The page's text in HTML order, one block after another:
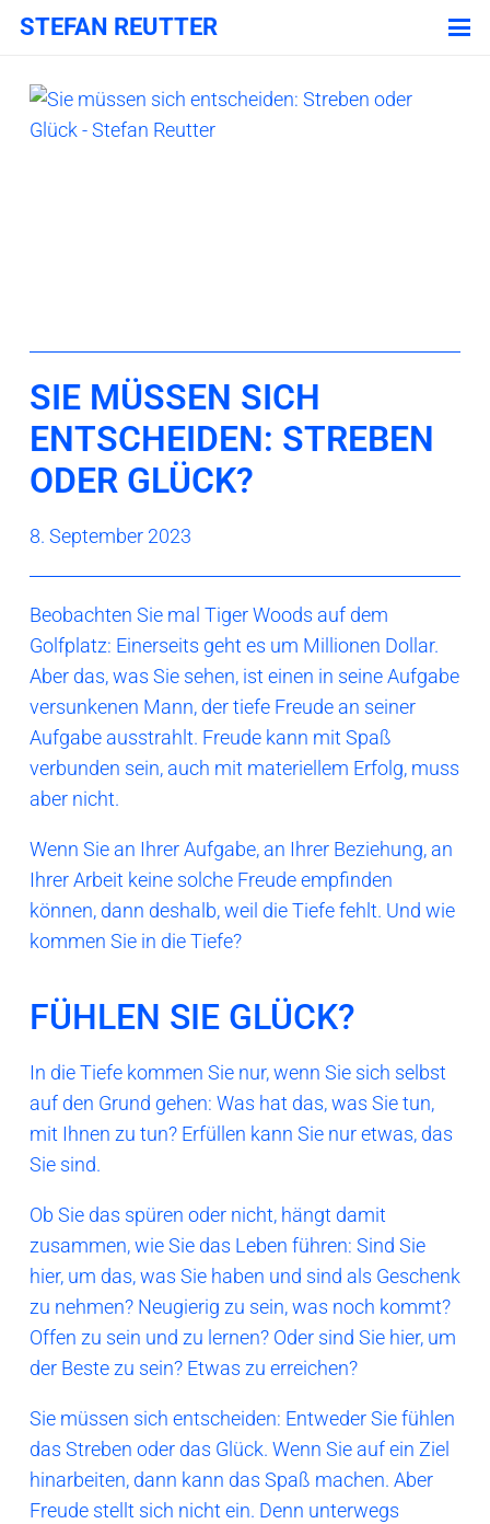
STEFAN REUTTER
SIE MÜSSEN SICH
ENTSCHEIDEN: STREBEN
ODER GLÜCK?
8. September 2023
Beobachten Sie mal Tiger Woods auf dem
Golfplatz: Einerseits geht es um Millionen Dollar.
Aber das, was Sie sehen, ist einen in seine Aufgabe
versunkenen Mann, der tiefe Freude an seiner
Aufgabe ausstrahlt. Freude kann mit Spaß
verbunden sein, auch mit materiellem Erfolg, muss
aber nicht.
Wenn Sie an Ihrer Aufgabe, an Ihrer Beziehung, an
Ihrer Arbeit keine solche Freude empfinden
können, dann deshalb, weil die Tiefe fehlt. Und wie
kommen Sie in die Tiefe?
FÜHLEN SIE GLÜCK?
In die Tiefe kommen Sie nur, wenn Sie sich selbst
auf den Grund gehen: Was hat das, was Sie tun,
mit Ihnen zu tun? Erfüllen kann Sie nur etwas, das
Sie sind.
Ob Sie das spüren oder nicht, hängt damit
zusammen, wie Sie das Leben führen: Sind Sie
hier, um das, was Sie haben und sind als Geschenk
zu nehmen? Neugierig zu sein, was noch kommt?
Offen zu sein und zu lernen? Oder sind Sie hier, um
der Beste zu sein? Etwas zu erreichen?
Sie müssen sich entscheiden: Entweder Sie fühlen
das Streben oder das Glück. Wenn Sie auf ein Ziel
hinarbeiten, dann kann das Spaß machen. Aber
Freude stellt sich nicht ein. Denn unterwegs